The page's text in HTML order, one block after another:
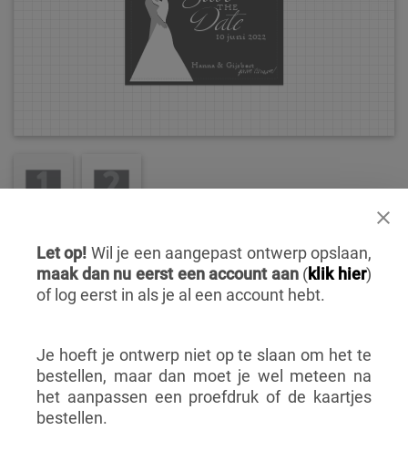
Save the date Kaart Deze
Let op! Wil je een aangepast ontwerp opslaan,
maak dan nu eerst een account aan( klik hier)
of log eerst in als je al een account hebt.
Je hoeft je ontwerp niet op te slaan om het te
bestellen, maar dan moet je wel meteen na
het aanpassen een proefdruk of de kaartjes
bestellen.